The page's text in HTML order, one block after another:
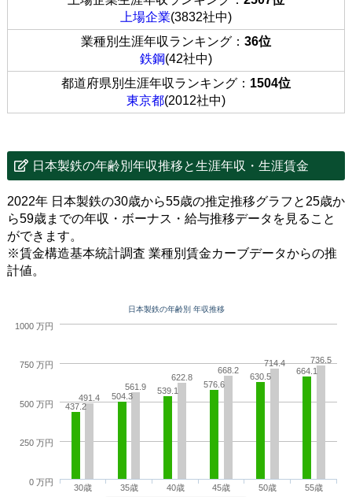
上場企業(3832社中)
業種別生涯年収ランキング： 36位
鉄鋼(42社中)
都道府県別生涯年収ランキング： 1504位
東京都(2012社中)
日本製鉄の年齢別年収推移と生涯年収・生涯賃金
2022年 日本製鉄の30歳から55歳の推定推移グラフと25歳か
ら59歳までの年収・ボーナス・給与推移データを見ること
ができます。
※賃金構造基本統計調査 業種別賃金カーブデータからの推
計値。
日本製鉄の年齢別 年収推移
437.2
504.3
539.1
576.6
630.5
664.1
491.4
561.9
622.8
668.2
714.4 736.5
30歳 35歳 40歳 45歳 50歳 55歳
0 万円
250 万円
500 万円
750 万円
1000 万円